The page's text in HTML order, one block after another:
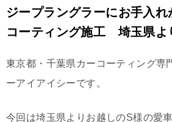
ジープラングラーにお手入
コーティング施工 埼玉県よ
東京都・千葉県カーコーティング
ーアイアイシーです。
今回は埼玉県よりお越しのS様の愛車